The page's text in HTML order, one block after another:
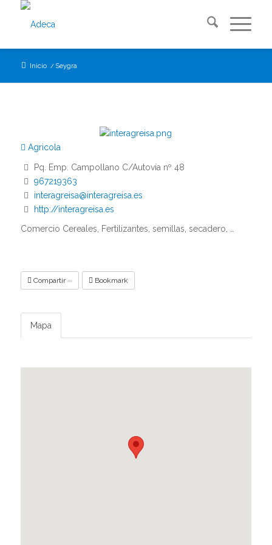
Inicio / Seygra
Agricola
Pq. Emp. Campollano C/Autovía nº 48
967219363
interagreisa@interagreisa.es
http://interagreisa.es
Comercio Cereales, Fertilizantes, semillas, secadero, …
Compartir Bookmark
Mapa